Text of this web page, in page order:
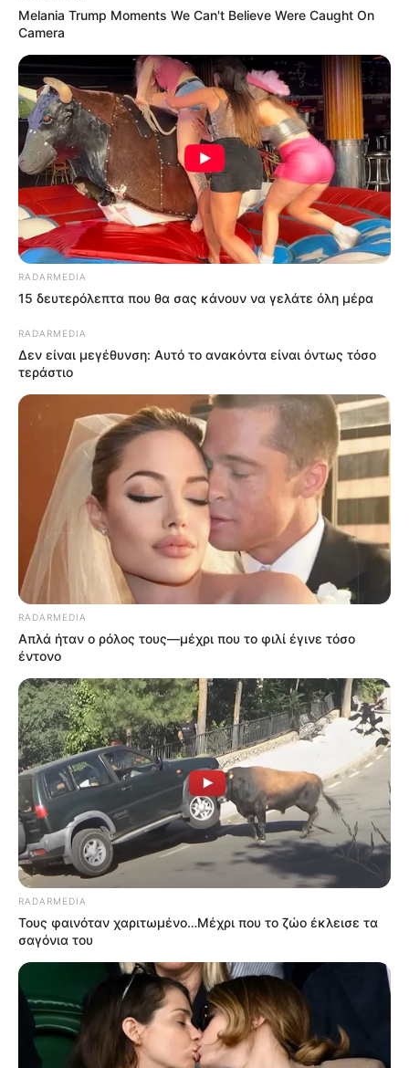
Melania Trump Moments We Can't Believe Were Caught On
Camera
RADARMEDIA
15 δευτερόλεπτα που θα σας κάνουν να γελάτε όλη μέρα
RADARMEDIA
Δεν είναι μεγέθυνση: Αυτό το ανακόντα είναι όντως τόσο
τεράστιο
RADARMEDIA
Απλά ήταν ο ρόλος τους—μέχρι που το φιλί έγινε τόσο
έντονο
RADARMEDIA
Τους φαινόταν χαριτωμένο…Μέχρι που το ζώο έκλεισε τα
σαγόνια του